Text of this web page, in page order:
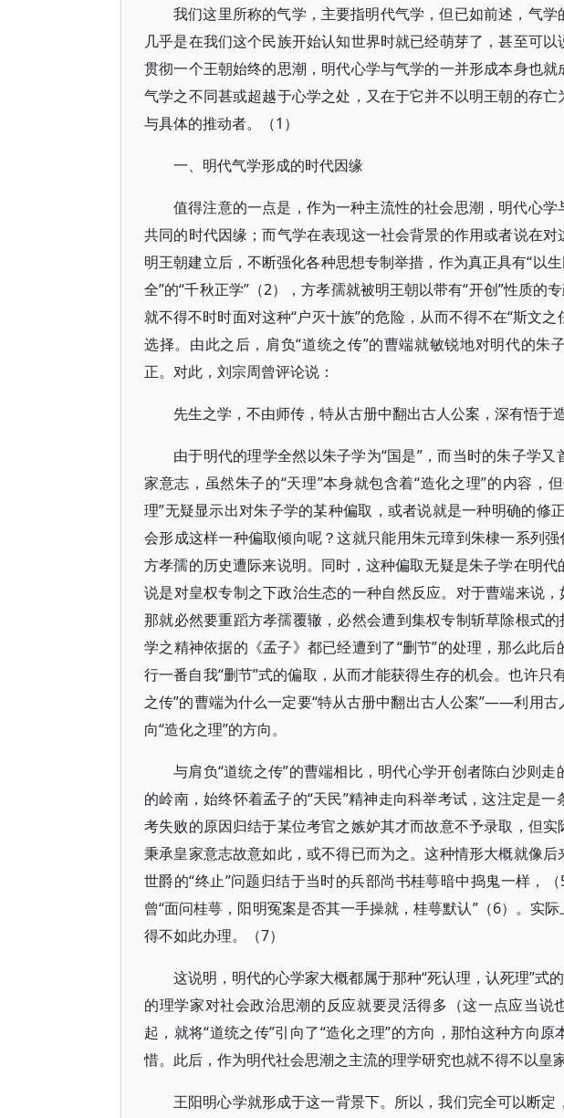
我们这里所称的气学，主要指明代气学，但已如前述，气
几乎是在我们这个民族开始认知世界时就已经萌芽了，甚至可
贯彻一个王朝始终的思潮，明代心学与气学的一并形成本身也
气学之不同甚或超越于心学之处，又在于它并不以明王朝的存
与具体的推动者。（1）
一、明代气学形成的时代因缘
值得注意的一点是，作为一种主流性的社会思潮，明代心
共同的时代因缘；而气学在表现这一社会背景的作用或者说在对
明王朝建立后，不断强化各种思想专制举措，作为真正具有“以
全”的“千秋正学”（2），方孝孺就被明王朝以带有“开创”性质的
就不得不时时面对这种“户灭十族”的危险，从而不得不在“斯文
选择。由此之后，肩负“道统之传”的曹端就敏锐地对明代的朱
正。对此，刘宗周曾评论说：
先生之学，不由师传，特从古册中翻出古人公案，深有悟
由于明代的理学全然以朱子学为“国是”，而当时的朱子学
家意志，虽然朱子的“天理”本身就包含着“造化之理”的内容，
理”无疑显示出对朱子学的某种偏取，或者说就是一种明确的修
会形成这样一种偏取倾向呢？这就只能用朱元璋到朱棣一系列
方孝孺的历史遭际来说明。同时，这种偏取无疑是朱子学在明
说是对皇权专制之下政治生态的一种自然反应。对于曹端来说，
那就必然要重蹈方孝孺覆辙，必然会遭到集权专制斩草除根式
学之精神依据的《孟子》都已经遭到了“删节”的处理，那么此
行一番自我“删节”式的偏取，从而才能获得生存的机会。也许只
之传”的曹端为什么一定要“特从古册中翻出古人公案”——利用
向“造化之理”的方向。
与肩负“道统之传”的曹端相比，明代心学开创者陈白沙则
的岭南，始终怀着孟子的“天民”精神走向科举考试，这注定是
考失败的原因归结于某位考官之嫉妒其才而故意不予录取，但
秉承皇家意志故意如此，或不得已而为之。这种情形大概就像
世爵的“终止”问题归结于当时的兵部尚书桂萼暗中捣鬼一样，
曾“面问桂萼，阳明冤案是否其一手操就，桂萼默认”（6）。实
得不如此办理。（7）
这说明，明代的心学家大概都属于那种“死认理，认死理”式
的理学家对社会政治思潮的反应就要灵活得多（这一点应当说
起，就将“道统之传”引向了“造化之理”的方向，那怕这种方向
惜。此后，作为明代社会思潮之主流的理学研究也就不得不以皇
王阳明心学就形成于这一背景下。所以，我们完全可以断定